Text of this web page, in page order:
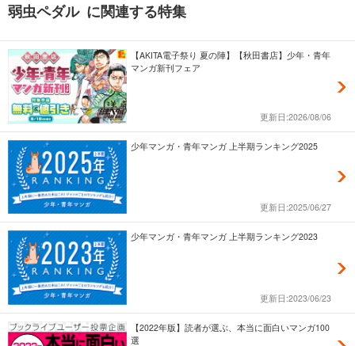
弱虫ペダル 86
649円 (税込)
カート
あらすじを表示する
弱虫ペダル 87
649円 (税込)
試し読み
あらすじを表示する
弱虫ペダル 88
649円 (税込)
あらすじを表示する
弱虫ペダル に関連する特集
【AKITA電子祭り 夏の陣】【秋田書店】少年・青年
マンガ新刊フェア
更新日:2026/08/06
少年マンガ・青年マンガ 上半期ランキング2025
更新日:2025/06/27
少年マンガ・青年マンガ 上半期ランキング2023
更新日:2023/06/23
【2022年版】読者が選ぶ、本当に面白いマンガ100
選